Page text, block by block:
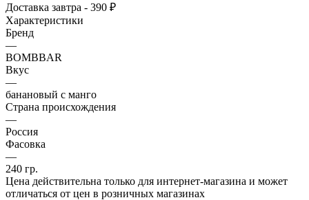
Доставка завтра - 390 ₽
Характеристики
Бренд
—
BOMBBAR
Вкус
—
банановый с манго
Страна происхождения
—
Россия
Фасовка
—
240 гр.
Цена действительна только для интернет-магазина и может
отличаться от цен в розничных магазинах